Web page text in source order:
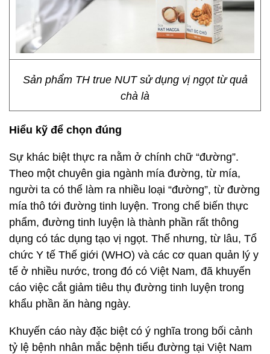
Sản phẩm TH true NUT sử dụng vị ngọt từ quả
chà là
Hiểu kỹ để chọn đúng
Sự khác biệt thực ra nằm ở chính chữ “đường”.
Theo một chuyên gia ngành mía đường, từ mía,
người ta có thể làm ra nhiều loại “đường”, từ đường
mía thô tới đường tinh luyện. Trong chế biến thực
phẩm, đường tinh luyện là thành phần rất thông
dụng có tác dụng tạo vị ngọt. Thế nhưng, từ lâu, Tổ
chức Y tế Thế giới (WHO) và các cơ quan quản lý y
tế ở nhiều nước, trong đó có Việt Nam, đã khuyến
cáo việc cắt giảm tiêu thụ đường tinh luyện trong
khẩu phần ăn hàng ngày.
Khuyến cáo này đặc biệt có ý nghĩa trong bối cảnh
tỷ lệ bệnh nhân mắc bệnh tiểu đường tại Việt Nam